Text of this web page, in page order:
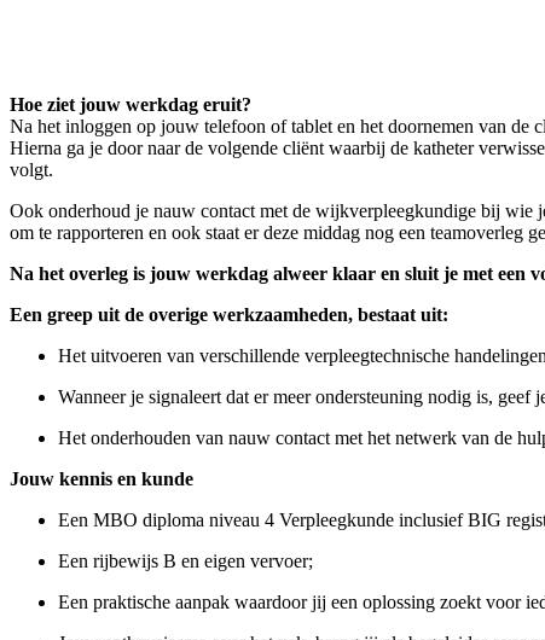
Hoe ziet jouw werkdag eruit?
Na het inloggen op jouw telefoon of tablet en het doornemen van de
Hierna ga je door naar de volgende cliënt waarbij de katheter
volgt.
Ook onderhoud je nauw contact met de wijkverpleegkundige bij wie
om te rapporteren en ook staat er deze middag nog een teamoverleg
Na het overleg is jouw werkdag alweer klaar en sluit je met een
Een greep uit de overige werkzaamheden, bestaat uit:
Het uitvoeren van verschillende verpleegtechnische
Wanneer je signaleert dat er meer ondersteuning nodig is,
Het onderhouden van nauw contact met het netwerk van de
Jouw kennis en kunde
Een MBO diploma niveau 4 Verpleegkunde inclusief BIG
Een rijbewijs B en eigen vervoer;
Een praktische aanpak waardoor jij een oplossing zoekt voor